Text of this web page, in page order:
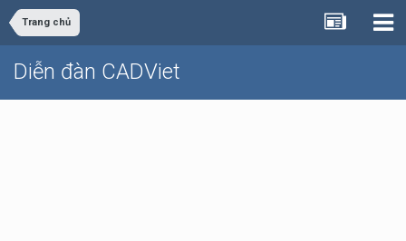
Trang chủ
Diễn đàn CADViet